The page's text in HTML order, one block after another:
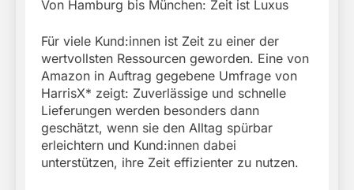
Von Hamburg bis München: Zeit ist Luxus
Für viele Kund:innen ist Zeit zu einer der
wertvollsten Ressourcen geworden. Eine von
Amazon in Auftrag gegebene Umfrage von
HarrisX* zeigt: Zuverlässige und schnelle
Lieferungen werden besonders dann
geschätzt, wenn sie den Alltag spürbar
erleichtern und Kund:innen dabei
unterstützen, ihre Zeit effizienter zu nutzen.